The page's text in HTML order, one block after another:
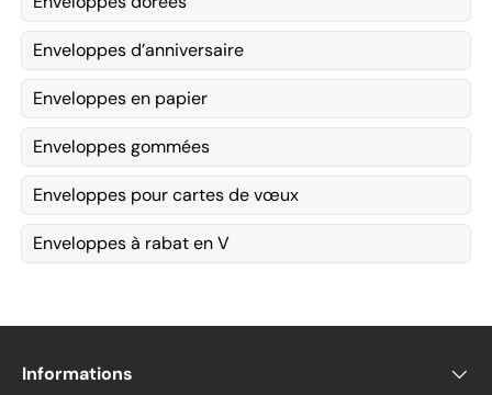
Enveloppes d’anniversaire
Enveloppes en papier
Enveloppes gommées
Enveloppes pour cartes de vœux
Enveloppes à rabat en V
Informations